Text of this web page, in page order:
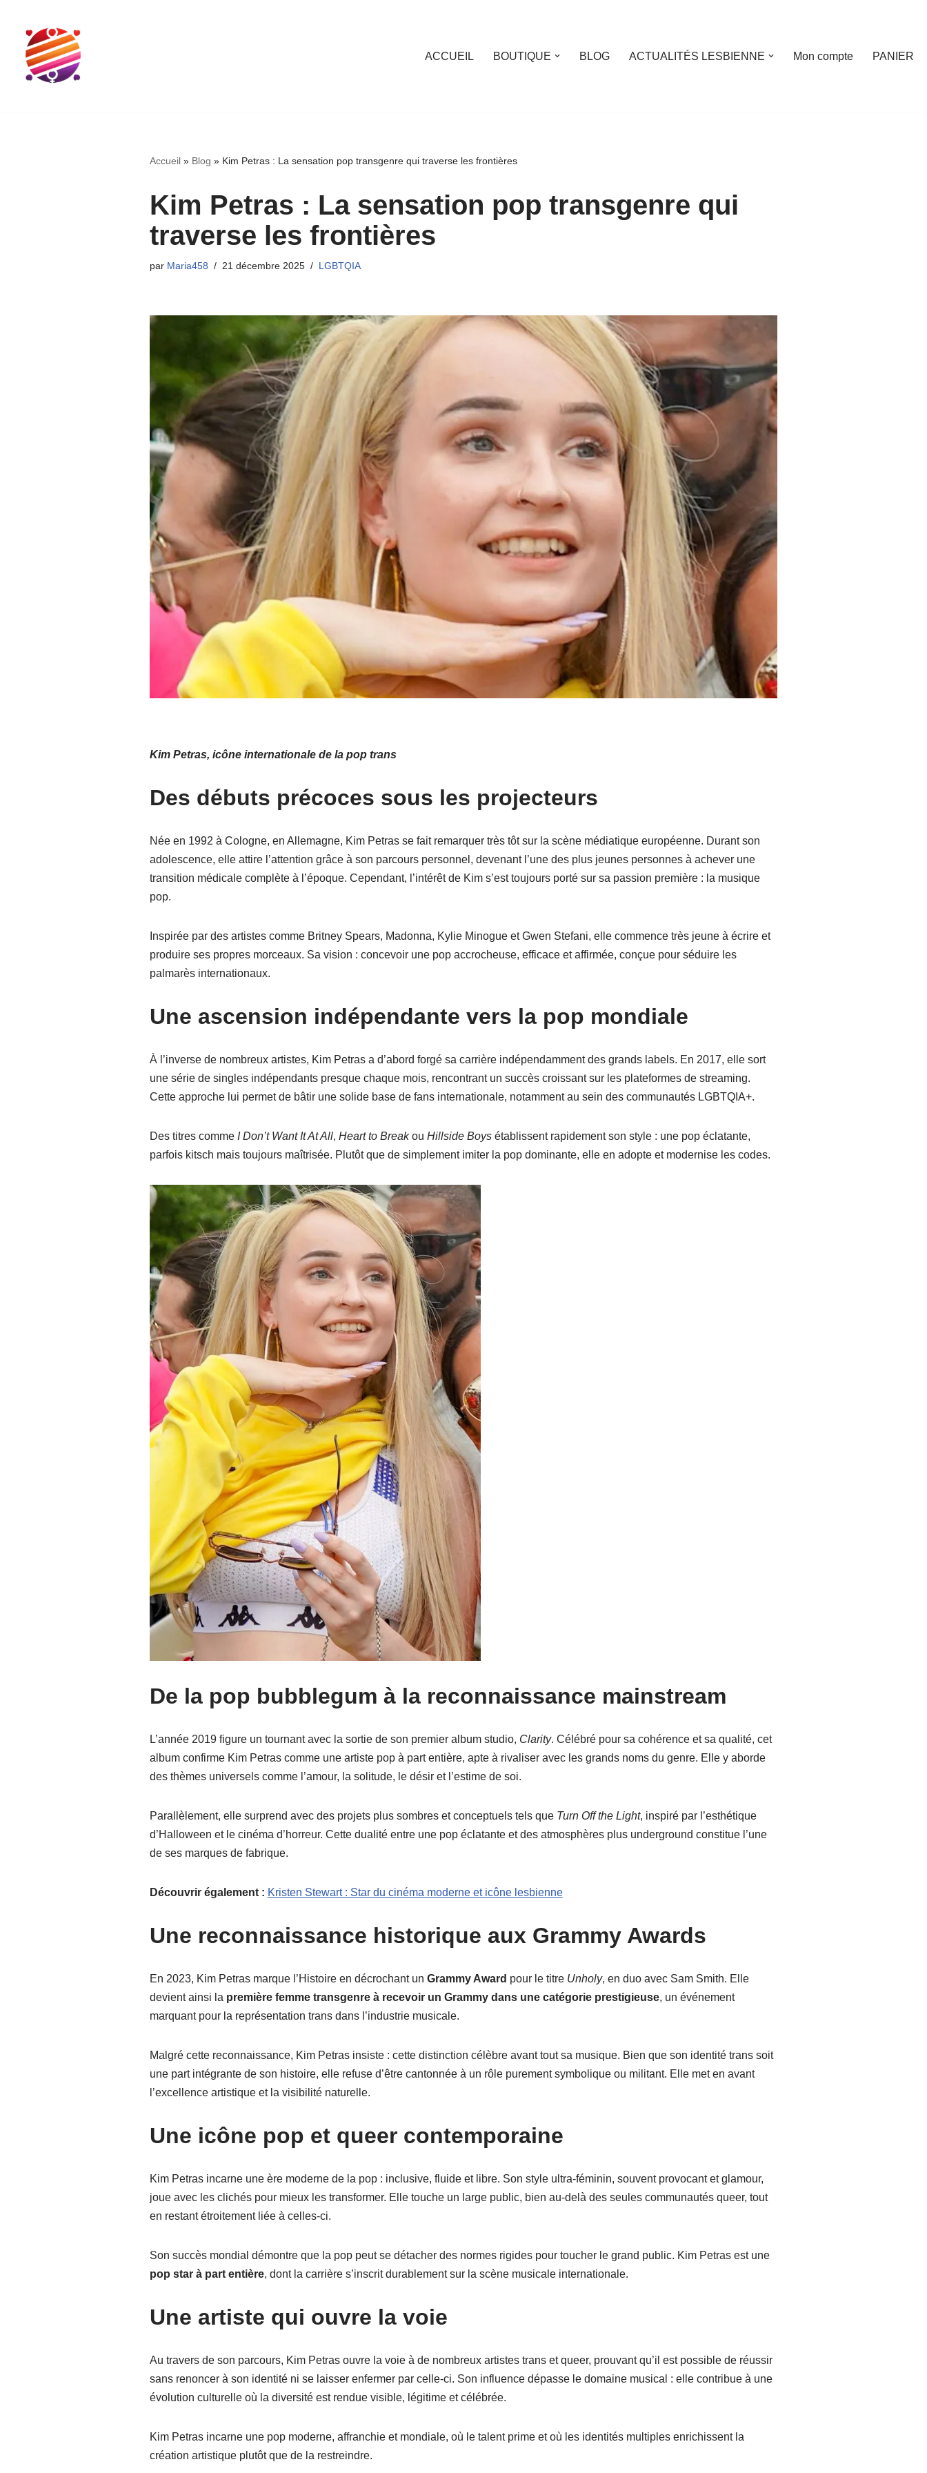
Aller
contenu
ACCUEIL BOUTIQUE BLOG ACTUALITÉS LESBIENNE Mon compte PANIER
Accueil» Blog » Kim Petras : La sensation pop transgenre qui traverse les frontières
Kim Petras : La sensation pop transgenre qui
traverse les frontières
par Maria458 21 décembre 2025 LGBTQIA
Kim Petras, icône internationale de la pop trans
Des débuts précoces sous les projecteurs
Née en 1992 à Cologne, en Allemagne, Kim Petras se fait remarquer très tôt sur la scène médiatique européenne. Durant son
adolescence, elle attire l’attention grâce à son parcours personnel, devenant l’une des plus jeunes personnes à achever une
transition médicale complète à l’époque. Cependant, l’intérêt de Kim s’est toujours porté sur sa passion première : la musique
pop.
Inspirée par des artistes comme Britney Spears, Madonna, Kylie Minogue et Gwen Stefani, elle commence très jeune à écrire et
produire ses propres morceaux. Sa vision : concevoir une pop accrocheuse, efficace et affirmée, conçue pour séduire les
palmarès internationaux.
Une ascension indépendante vers la pop mondiale
À l’inverse de nombreux artistes, Kim Petras a d’abord forgé sa carrière indépendamment des grands labels. En 2017, elle sort
une série de singles indépendants presque chaque mois, rencontrant un succès croissant sur les plateformes de streaming.
Cette approche lui permet de bâtir une solide base de fans internationale, notamment au sein des communautés LGBTQIA+.
Des titres comme I Don’t Want It At All, Heart to Breakou Hillside Boysétablissent rapidement son style : une pop éclatante,
parfois kitsch mais toujours maîtrisée. Plutôt que de simplement imiter la pop dominante, elle en adopte et modernise les codes.
De la pop bubblegum à la reconnaissance mainstream
L’année 2019 figure un tournant avec la sortie de son premier album studio, Clarity. Célébré pour sa cohérence et sa qualité, cet
album confirme Kim Petras comme une artiste pop à part entière, apte à rivaliser avec les grands noms du genre. Elle y aborde
des thèmes universels comme l’amour, la solitude, le désir et l’estime de soi.
Parallèlement, elle surprend avec des projets plus sombres et conceptuels tels que Turn Off the Light, inspiré par l’esthétique
d’Halloween et le cinéma d’horreur. Cette dualité entre une pop éclatante et des atmosphères plus underground constitue l’une
de ses marques de fabrique.
Découvrir également : Kristen Stewart : Star du cinéma moderne et icône lesbienne
Une reconnaissance historique aux Grammy Awards
En 2023, Kim Petras marque l’Histoire en décrochant un Grammy Award pour le titre Unholy, en duo avec Sam Smith. Elle
devient ainsi la première femme transgenre à recevoir un Grammy dans une catégorie prestigieuse, un événement
marquant pour la représentation trans dans l’industrie musicale.
Malgré cette reconnaissance, Kim Petras insiste : cette distinction célèbre avant tout sa musique. Bien que son identité trans soit
une part intégrante de son histoire, elle refuse d’être cantonnée à un rôle purement symbolique ou militant. Elle met en avant
l’excellence artistique et la visibilité naturelle.
Une icône pop et queer contemporaine
Kim Petras incarne une ère moderne de la pop : inclusive, fluide et libre. Son style ultra-féminin, souvent provocant et glamour,
joue avec les clichés pour mieux les transformer. Elle touche un large public, bien au-delà des seules communautés queer, tout
en restant étroitement liée à celles-ci.
Son succès mondial démontre que la pop peut se détacher des normes rigides pour toucher le grand public. Kim Petras est une
pop star à part entière, dont la carrière s’inscrit durablement sur la scène musicale internationale.
Une artiste qui ouvre la voie
Au travers de son parcours, Kim Petras ouvre la voie à de nombreux artistes trans et queer, prouvant qu’il est possible de réussir
sans renoncer à son identité ni se laisser enfermer par celle-ci. Son influence dépasse le domaine musical : elle contribue à une
évolution culturelle où la diversité est rendue visible, légitime et célébrée.
Kim Petras incarne une pop moderne, affranchie et mondiale, où le talent prime et où les identités multiples enrichissent la
création artistique plutôt que de la restreindre.